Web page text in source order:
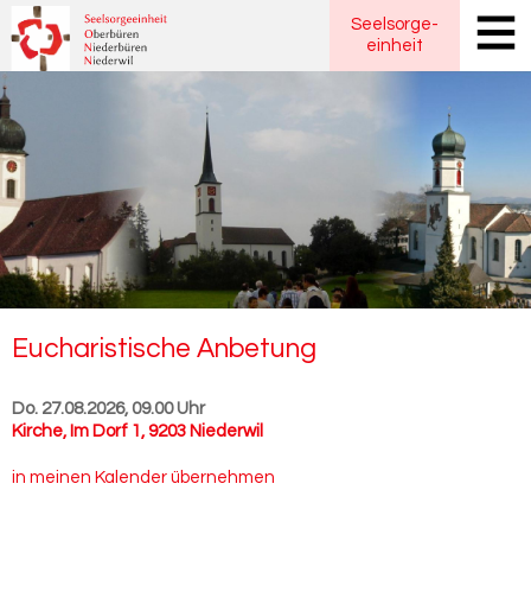
Seelsorge-
einheit
Eu­cha­ris­ti­sche An­be­tung
Do. 27.08.2026, 09.00 Uhr
Kirche, Im Dorf 1, 9203 Niederwil
in meinen Kalender übernehmen